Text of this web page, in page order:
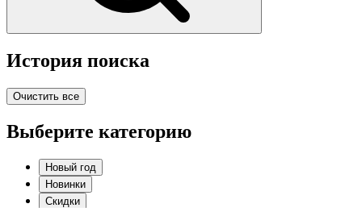
История поиска
Очистить все
Выберите категорию
Новый год
Новинки
Скидки